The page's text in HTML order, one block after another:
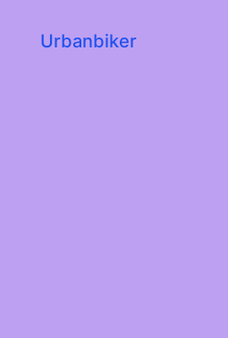
Urbanbiker